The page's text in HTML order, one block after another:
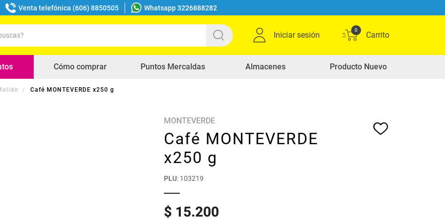
Venta telefónica (606) 8850505 Whatsapp 3226888282
Iniciar sesión
0
Cómo comprar Puntos Mercaldas Almacenes Producto Nuevo
Café MONTEVERDE x250 g
MONTEVERDE
Café MONTEVERDE
x250 g
PLU: 103219
$ 15.200
buscados